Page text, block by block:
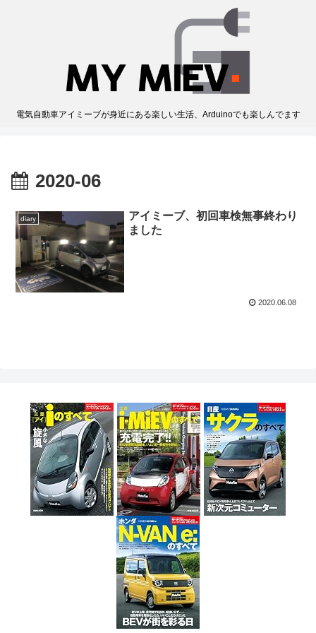
電気自動車アイミーブが身近にある楽しい生活、Arduinoでも楽しんでます
2020-06
diary
アイミーブ、初回車検無事終わり
ました
2020.06.08